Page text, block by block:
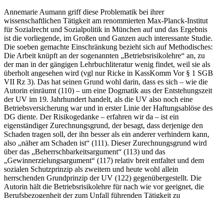
Annemarie Aumann griff diese Problematik bei ihrer
wissenschaftlichen Tätigkeit am renommierten Max-Planck-Institut
für Sozialrecht und Sozialpolitik in München auf und das Ergebnis
ist die vorliegende, im Großen und Ganzen auch interessante Studie.
Die soeben gemachte Einschränkung bezieht sich auf Methodisches:
Die Arbeit knüpft an der sogenannten „Betriebsrisikolehre“ an, zu
der man in der gängigen Lehrbuchliteratur wenig findet, weil sie als
überholt angesehen wird (vgl nurRicke in KassKomm Vor § 1 SGB
VII Rz 3). Das hat seinen Grund wohl darin, dass es sich – wie die
Autorin einräumt (110) – um eine Dogmatik aus der Entstehungszeit
der UV im 19. Jahrhundert handelt, als die UV also noch eine
Betriebsversicherung war und in erster Linie der Haftungsablöse des
DG diente. Der Risikogedanke – erfahren wir da – ist ein
eigenständiger Zurechnungsgrund, der besagt, dass derjenige den
Schaden tragen soll, der ihn besser als ein anderer verhindern kann,
also „näher am Schaden ist“ (111). Dieser Zurechnungsgrund wird
über das „Beherrschbarkeitsargument“ (113) und das
„Gewinnerzielungsargument“ (117) relativ breit entfaltet und dem
sozialen Schutzprinzip als zweitem und heute wohl allein
herrschenden Grundprinzip der UV (122) gegenübergestellt. Die
Autorin hält die Betriebsrisikolehre für nach wie vor geeignet, die
Berufsbezogenheit der zum Unfall führenden Tätigkeit zu